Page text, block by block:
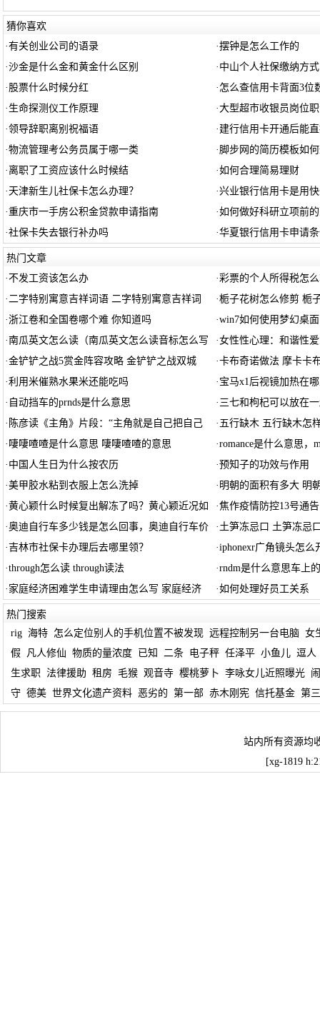
猜你喜欢
·有关创业公司的语录 ·摆钟是怎么工作的
·沙金是什么金和黄金什么区别 · 中山个人社保缴纳方式
· 股票什么时候分红 · 怎么查信用卡背面3位
· 生命探测仪工作原理 ·大型超市收银员岗位
·领导辞职离别祝福语 · 建行信用卡开通后能
·物流管理考公务员属于哪一类 ·脚步网的简历模板如
· 离职了工资应该什么时候结 ·如何合理简易理财
· 天津新生儿社保卡怎么办理？ ·兴业银行信用卡是用
·重庆市一手房公积金贷款申请指南 ·如何做好科研立项前
·社保卡失去银行补办吗 ·华夏银行信用卡申请
热门文章
·不发工资该怎么办 ·彩票的个人所得税怎
·二字特别寓意吉祥词语 二字特别寓意吉祥词 ·栀子花树怎么修剪 栀
·浙江卷和全国卷哪个难 你知道吗 ·win7如何使用梦幻桌面
·南瓜英文怎么读（南瓜英文怎么读音标怎么写 ·女性性心理：和谐性
·金铲铲之战5赏金阵容攻略 金铲铲之战双城 ·卡布奇诺做法 摩卡卡
·利用米催熟水果米还能吃吗 · 宝马x1后视镜加热在
· 自动挡车的prnds是什么意思 · 三七和枸杞可以放在
· 陈彦读《主角》片段：“主角就是自己把自己 · 五行缺木 五行缺木怎
· 啛啛喳喳是什么意思 啛啛喳喳的意思 ·romance是什么意思，
· 中国人生日为什么按农历 ·预知子的功效与作用
·美甲胶水粘到衣服上怎么洗掉 · 明朝的面积有多大 明
·黄心颖什么时候复出解冻了吗？黄心颖近况如 ·焦作疫情防控13号通
·奥迪自行车多少钱是怎么回事，奥迪自行车价 · 土笋冻忌口 土笋冻忌
·吉林市社保卡办理后去哪里领？ ·iphonexr广角镜头怎么
·through怎么读 through读法 ·rndm是什么意思车上的
· 家庭经济困难学生申请理由怎么写 家庭经济 ·如何处理好员工关系
热门搜索
rig 海特 怎么定位别人的手机位置不被发现 远程控制另一台电脑 女
假
凡人修仙 物质的量浓度 已知 二条 电子秤 任泽平 小鱼儿 逗人
生求职
法律援助 租房 毛猴 观音寺 樱桃萝卜 李咏女儿近照曝光
守 德美 世界文化遗产资料 恶劣的 第一部 赤木刚宪 信托基金 第
站内所有资源均
[xg-1819